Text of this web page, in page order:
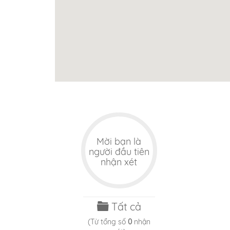
Mời bạn là
người đầu tiên
nhận xét
Tất cả
(Từ tổng số 0 nhận